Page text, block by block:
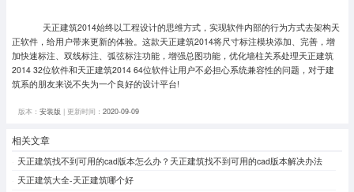
天正建筑2014始终以工程设计的思维方式，实现软件内部的行为方式去架构天
正软件，给用户带来更新的体验。这款天正建筑2014将尺寸标注模块添加、完善，增
加快速标注、双线标注、弧弦标注功能，增强总图功能，优化墙柱关系处理天正建筑
2014 32位软件和天正建筑2014 64位软件让用户不必担心系统兼容性的问题，对于建
筑系的朋友来说不失为一个良好的设计平台!
版本： 安装版 | 更新时间： 2020-09-09
相关文章
天正建筑找不到可用的cad版本怎么办？天正建筑找不到可用的cad版本解决办法
天正建筑大全-天正建筑哪个好